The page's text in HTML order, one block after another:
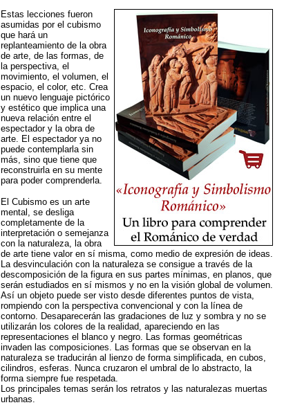
Estas lecciones fueron
asumidas por el cubismo
que hará un
replanteamiento de la obra
de arte, de las formas, de
la perspectiva, el
movimiento, el volumen, el
espacio, el color, etc. Crea
un nuevo lenguaje pictórico
y estético que implica una
nueva relación entre el
espectador y la obra de
arte. El espectador ya no
puede contemplarla sin
más, sino que tiene que
reconstruirla en su mente
para poder comprenderla.
El Cubismo es un arte
mental, se desliga
completamente de la
interpretación o semejanza
con la naturaleza, la obra
de arte tiene valor en sí misma, como medio de expresión de ideas.
La desvinculación con la naturaleza se consigue a través de la
descomposición de la figura en sus partes mínimas, en planos, que
serán estudiados en sí mismos y no en la visión global de volumen.
Así un objeto puede ser visto desde diferentes puntos de vista,
rompiendo con la perspectiva convencional y con la línea de
contorno. Desaparecerán las gradaciones de luz y sombra y no se
utilizarán los colores de la realidad, apareciendo en las
representaciones el blanco y negro. Las formas geométricas
invaden las composiciones. Las formas que se observan en la
naturaleza se traducirán al lienzo de forma simplificada, en cubos,
cilindros, esferas. Nunca cruzaron el umbral de lo abstracto, la
forma siempre fue respetada.
Los principales temas serán los retratos y las naturalezas muertas
urbanas.